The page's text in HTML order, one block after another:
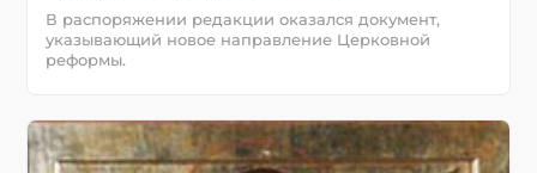
В распоряжении редакции оказался документ,
указывающий новое направление Церковной
реформы.